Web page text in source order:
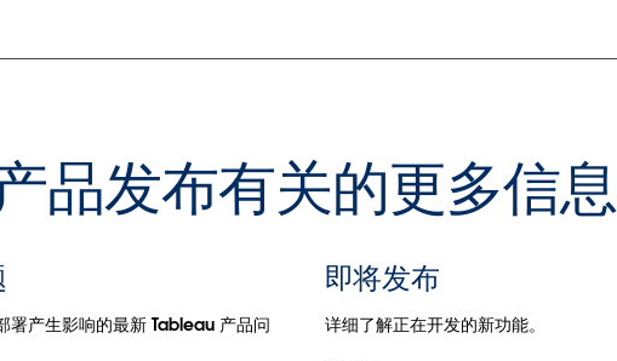
品发布有关的更多信息
署产生影响的最新 Tableau 产品问
即将发布
详细了解正在开发的新功能。